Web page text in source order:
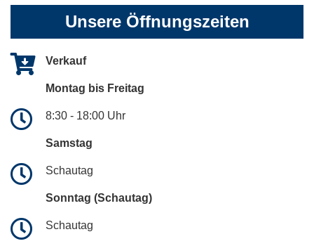
Unsere Öffnungszeiten
Verkauf
Montag bis Freitag
8:30 - 18:00 Uhr
Samstag
Schautag
Sonntag (Schautag)
Schautag